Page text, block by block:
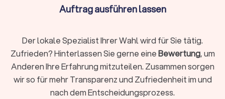
ausreicht. Lassen Sie sich bei der Altersvorsorge von den
Unternehmensberatung & Finanzierung
Die Finanzierung von Unternehmen und Finanzfragen im
Rahmen der Unternehmensberatung ist ein anspruchsvolles
Themenfeld, bei dem ein spezialisierter Finanzberater die
Auftrag ausführen lassen
Der lokale Spezialist Ihrer Wahl wird für Sie tätig.
Zufrieden? Hinterlassen Sie gerne eineBewertung, um
Anderen Ihre Erfahrung mitzuteilen. Zusammen sorgen
wir so für mehr Transparenz und Zufriedenheit im und
nach dem Entscheidungsprozess.